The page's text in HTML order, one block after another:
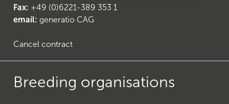
Fax: +49 (0)6221-389 353 1
email: generatio CAG
Cancel contract
Breeding organisations